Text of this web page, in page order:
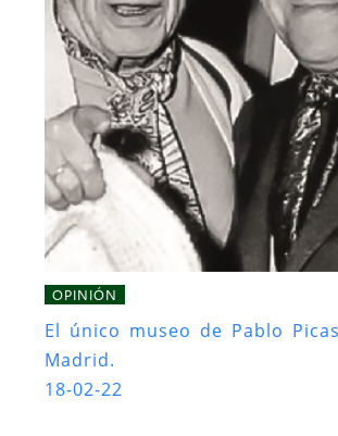
OPINIÓN
El único museo de Pablo
Madrid.
18-02-22